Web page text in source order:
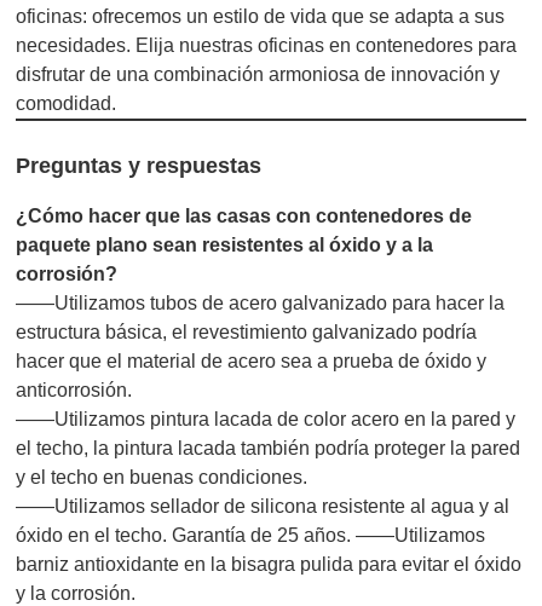
oficinas: ofrecemos un estilo de vida que se adapta a sus
necesidades. Elija nuestras oficinas en contenedores para
disfrutar de una combinación armoniosa de innovación y
comodidad.
Preguntas y respuestas
¿Cómo hacer que las casas con contenedores de
paquete plano sean resistentes al óxido y a la
corrosión?
——Utilizamos tubos de acero galvanizado para hacer la
estructura básica, el revestimiento galvanizado podría
hacer que el material de acero sea a prueba de óxido y
anticorrosión.
——Utilizamos pintura lacada de color acero en la pared y
el techo, la pintura lacada también podría proteger la pared
y el techo en buenas condiciones.
——Utilizamos sellador de silicona resistente al agua y al
óxido en el techo. Garantía de 25 años. ——Utilizamos
barniz antioxidante en la bisagra pulida para evitar el óxido
y la corrosión.